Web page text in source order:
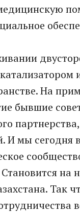
На
бывшие
И мы сегодня
Так